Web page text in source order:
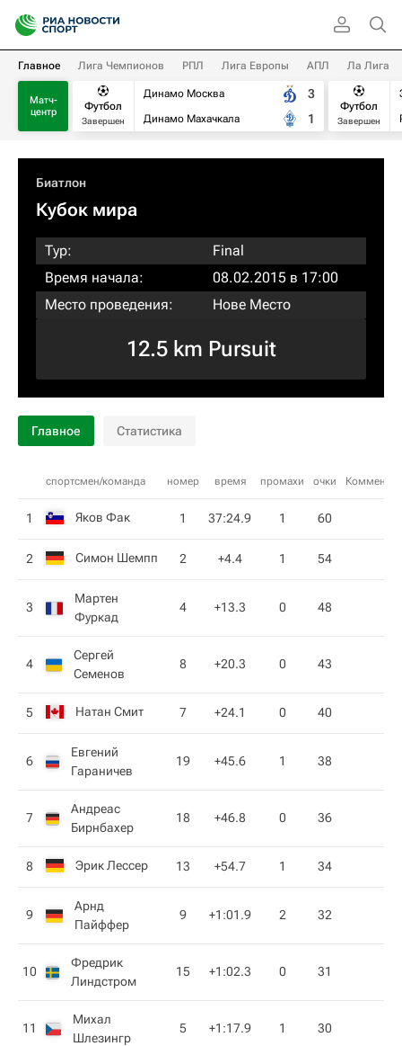
Главное Лига Чемпионов РПЛ Лига Европы АПЛ Ла Лига
Матч-
центр
Футбол
Завершен
Динамо Москва
Динамо Махачкала
3
1
Футбол
Завершен
Биатлон
Кубок мира
Тур:
Final
Время начала:
08.02.2015 в 17:00
Место проведения:
Нове Место
12.5 km Pursuit
Главное Статистика
спортсмен/команда номер время промахи очки
1 Яков Фак 1 37:24.9 1 60
2 Симон Шемпп 2 +4.4 1 54
3
Мартен
Фуркад
4 +13.3 0 48
4
Сергей
Семенов
8 +20.3 0 43
5 Натан Смит 7 +24.1 0 40
6
Евгений
Гараничев
19 +45.6 1 38
7
Андреас
Бирнбахер
18 +46.8 0 36
8 Эрик Лессер 13 +54.7 1 34
9
Арнд
Пайффер
9 +1:01.9 2 32
10
Фредрик
Линдстром
15 +1:02.3 0 31
11
Михал
Шлезингр
5 +1:17.9 1 30